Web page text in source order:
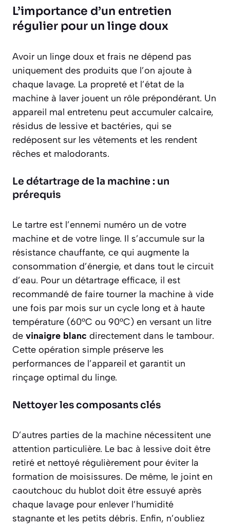
L’importance d’un entretien
régulier pour un linge doux
Avoir un linge doux et frais ne dépend pas
uniquement des produits que l’on ajoute à
chaque lavage. La propreté et l’état de la
machine à laver jouent un rôle prépondérant. Un
appareil mal entretenu peut accumuler calcaire,
résidus de lessive et bactéries, qui se
redéposent sur les vêtements et les rendent
rêches et malodorants.
Le détartrage de la machine : un
prérequis
Le tartre est l’ennemi numéro un de votre
machine et de votre linge. Il s’accumule sur la
résistance chauffante, ce qui augmente la
consommation d’énergie, et dans tout le circuit
d’eau. Pour un détartrage efficace, il est
recommandé de faire tourner la machine à vide
une fois par mois sur un cycle long et à haute
température (60°C ou 90°C) en versant un litre
de vinaigre blanc directement dans le tambour.
Cette opération simple préserve les
performances de l’appareil et garantit un
rinçage optimal du linge.
Nettoyer les composants clés
D’autres parties de la machine nécessitent une
attention particulière. Le bac à lessive doit être
retiré et nettoyé régulièrement pour éviter la
formation de moisissures. De même, le joint en
caoutchouc du hublot doit être essuyé après
chaque lavage pour enlever l’humidité
stagnante et les petits débris. Enfin, n’oubliez